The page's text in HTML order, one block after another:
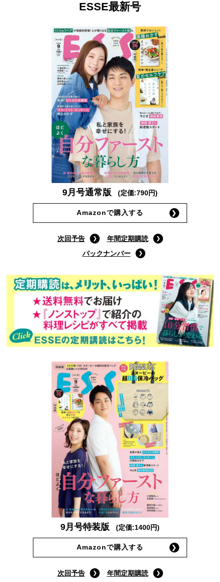
ESSE最新号
9月号通常版 (定価:790円)
Amazonで購入する
次回予告
年間定期購読
バックナンバー
9月号特装版 (定価:1400円)
Amazonで購入する
次回予告 年間定期購読